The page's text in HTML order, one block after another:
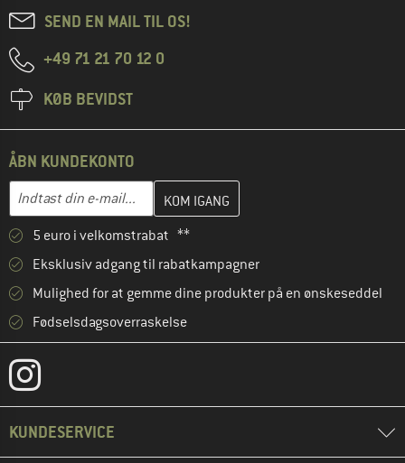
SEND EN MAIL TIL OS!
+49 71 21 70 12 0
KØB BEVIDST
ÅBN KUNDEKONTO
E-mail-adresse
Indtast din e-mailadresse her, og opret i næste trin din
5 euro i velkomstrabat **
Eksklusiv adgang til rabatkampagner
Mulighed for at gemme dine produkter på en ønskeseddel
Fødselsdagsoverraskelse
KUNDESERVICE